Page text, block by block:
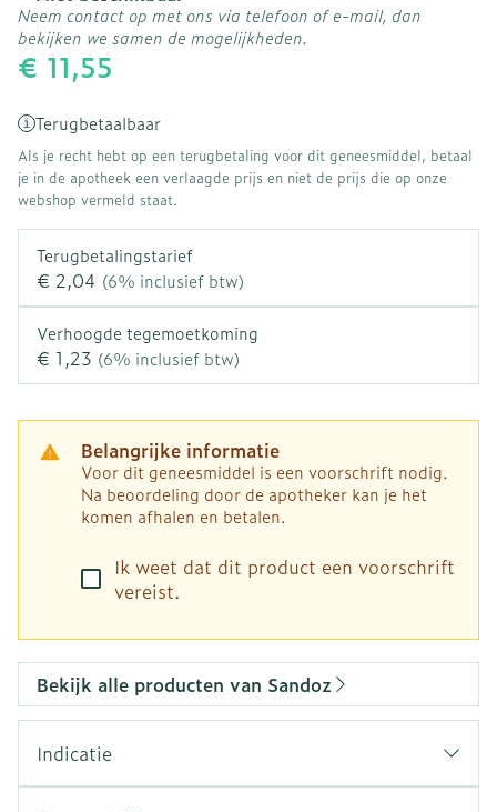
€ 11,55
Terugbetaalbaar
Als je recht hebt op een terugbetaling voor dit geneesmiddel, betaal
je in de apotheek een verlaagde prijs en niet de prijs die op onze
webshop vermeld staat.
Terugbetalingstarief
€ 2,04 (6% inclusief btw)
Verhoogde tegemoetkoming
€ 1,23 (6% inclusief btw)
Belangrijke informatie
Voor dit geneesmiddel is een voorschrift nodig.
Na beoordeling door de apotheker kan je het
komen afhalen en betalen.
Ik weet dat dit product een voorschrift
vereist.
Neem contact op met ons via telefoon of e-mail, dan
bekijken we samen de mogelijkheden.
Bekijk alle producten van Sandoz
Indicatie